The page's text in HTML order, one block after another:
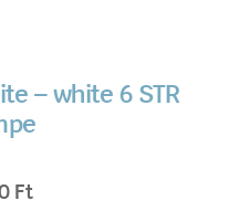
– white 6 STR
Ft